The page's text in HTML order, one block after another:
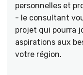
personnelles et
- le consultant
projet qui pourra
aspirations aux
votre région.